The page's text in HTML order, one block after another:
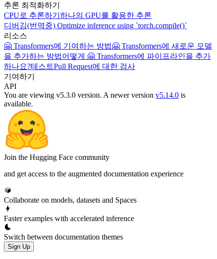
추론 최적화하기
CPU로 추론하기 하나의 GPU를 활용한 추론
디버깅(번역중) Optimize inference using `torch.compile()`
리소스
🤗 Transformers에 기여하는 방법🤗 Transformers에 새로운 모델
을 추가하는 방법어떻게 🤗 Transformers에 파이프라인을 추가
하나요?테스트Pull Request에 대한 검사
기여하기
API
You are viewing v5.3.0 version. A newer version v5.14.0 is
available.
Join the Hugging Face community
and get access to the augmented documentation experience
Collaborate on models, datasets and Spaces
Faster examples with accelerated inference
Switch between documentation themes
Sign Up